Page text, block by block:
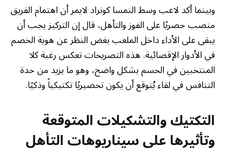
وبينما أكد لاعب وسط النمسا كونراد لايمر أن اهتمام الفريق
منصب حصريًا على الفوز والتأهل، قال إن التركيز يجب أن
يبقى على الأداء داخل الملعب بغض النظر عن هوية الخصم
في الأدوار الإقصائية. هذه التصريحات تعكس رغبة كلا
المنتخبين في الحسم بشكل واضح، وهو ما يزيد من حدة
التنافس في لقاء يُتوقع أن يكون تحضيريًا تكتيكياً وذكيًا.
التكتيك والتشكيلات المتوقعة
وتأثيرها على سيناريوهات التأهل